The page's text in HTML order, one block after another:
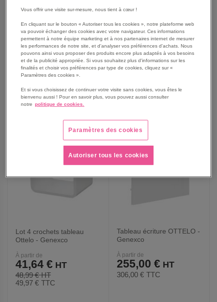
Hexa-Octa-Mirplay School
21,99 €
26,39 € TTC
AJOUTER
AUX
VOIR
- Genexco
À partir de
33,99 €
40,79 € TTC
AJOUTER
FAVORIS
3modèles VOIR
Lot 4 crochets tableau
Ottelo - Genexco
À partir de
48,99 €
41,64 €
49,97 € TTC
Tableau écriture OTTELO -
Genexco
À partir de
255,00 €
306,00 € TTC
Vous offrir une visite sur-mesure, nous tient à cœur !
En cliquant sur le bouton « Autoriser tous les cookies », notre plateforme web
va pouvoir échanger des cookies avec votre navigateur. Ces informations
permettent à notre équipe marketing et à nos partenaires internet de mesurer
les performances de notre site, et d'analyser vos préférences d'achats. Nous
pouvons ainsi vous proposer des produits encore plus adaptés à vos besoins
et de la publicité appropriée. Si vous souhaitez plus d'informations sur les
finalités et choisir vos préférences par type de cookies, cliquez sur «
Paramètres des cookies ».
Et si vous choisissez de continuer votre visite sans cookies, vous êtes le
bienvenu aussi ! Pour en savoir plus, vous pouvez aussi consulter
notre politique de cookies.
Paramètres des cookies
Autoriser tous les cookies